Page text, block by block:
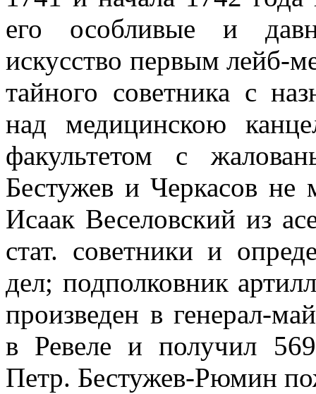
его особливые и
искусство первым лейб-
тайного советника с
над медицинскою
факультетом с
Бестужев и Черкасов не
Исаак Веселовский из
стат. советники и
дел; подполковник
произведен в генерал-
в Ревеле и получил
Петр. Бестужев-Рюмин